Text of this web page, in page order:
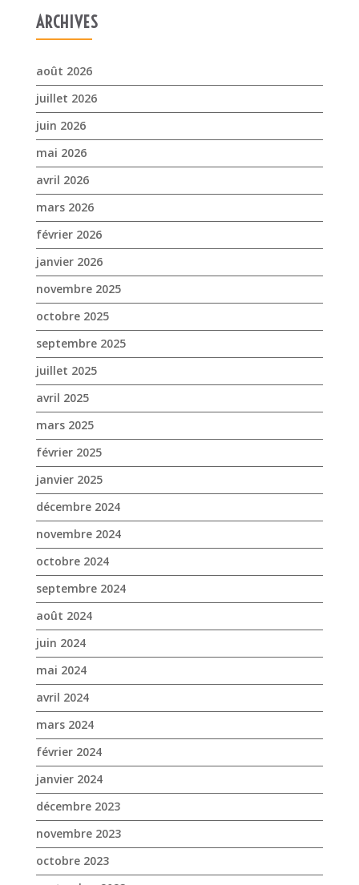
mai 2026
mars 2026
février 2026
janvier 2026
novembre 2025
octobre 2025
septembre 2025
juillet 2025
avril 2025
mars 2025
février 2025
janvier 2025
décembre 2024
novembre 2024
octobre 2024
septembre 2024
août 2024
juin 2024
mai 2024
avril 2024
mars 2024
février 2024
janvier 2024
décembre 2023
novembre 2023
octobre 2023
septembre 2023
août 2023
juin 2023
mai 2023
avril 2023